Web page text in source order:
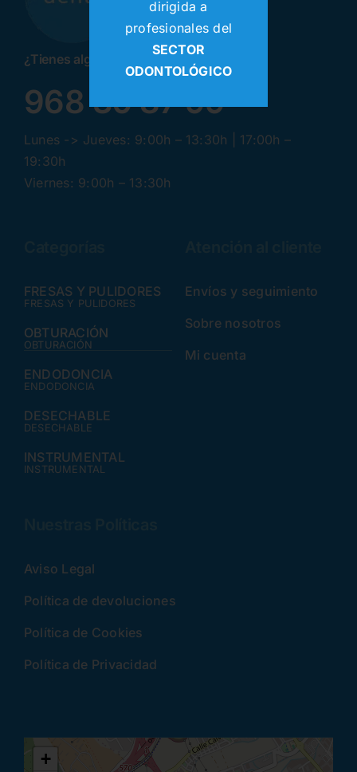
¿Tienes alguna pregunta? ¡Llamanos!
968 30 87 99
Lunes -> Jueves: 9:00h – 13:30h | 17:00h –
19:30h
Viernes: 9:00h – 13:30h
FRESAS Y PULIDORES
FRESAS Y PULIDORES
OBTURACIÓN
OBTURACIÓN
ENDODONCIA
ENDODONCIA
DESECHABLE
DESECHABLE
INSTRUMENTAL
INSTRUMENTAL
Envíos y seguimiento
Sobre nosotros
Mi cuenta
Aviso Legal
Política de devoluciones
Política de Cookies
Política de Privacidad
+
dirigida a
profesionales del
SECTOR
ODONTOLÓGICO